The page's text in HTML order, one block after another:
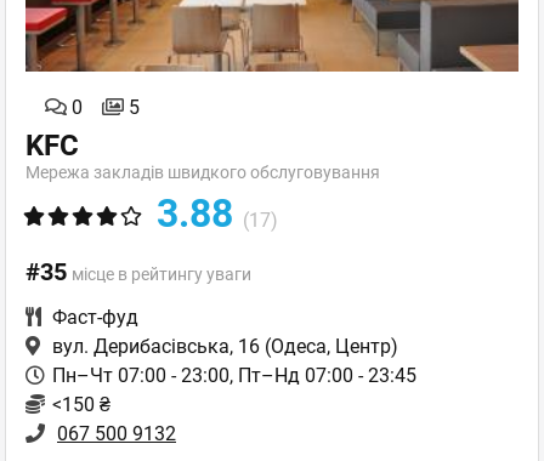
0 5
KFC
Мережа закладів швидкого обслуговування
3.88 (17)
#35 місце в рейтингу уваги
Фаст-фуд
вул. Дерибасівська, 16 (Одеса, Центр)
Пн–Чт 07:00 - 23:00, Пт–Нд 07:00 - 23:45
<150 ₴
067 500 9132